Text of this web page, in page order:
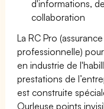
d'informations,
collaboration
La RC Pro
professionnelle)
en industrie de
prestations de
est construite
Ourleuse points